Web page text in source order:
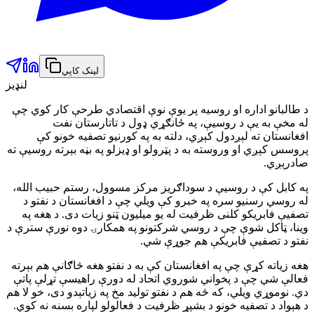
لینک کاپي
لنډیز
د طالبانو اداره او روسیه پر یوې نوې اقتصادي طرحې کار کوي چې
له مخې به یې د روسیې، په ځانګړي ډول د تاتارستان نفت
افغانستان ته لېږدول کېږي، دلته به په کورنیو تصفیه خونو کې
پروسس کېږي او وروسته به د پټرولو او ډیزلو په بڼه بېرته روسیې ته
صادرېږي.
په کابل کې د روسیې د سوداګریز مرکز مسوول، رستم حبیب الله،
له روسي رسنیو سره په خبرو کې ویلي چې د افغانستان د نفتو د
تصفیې فابریکو کلنی ظرفیت له یو میلیون ټنو زیات دی. د هغه په
وینا، ټاکل شوې چې د روسي شرکتونو په همکارۍ دوه نورې سترې د
نفتو د تصفیې فابریکې هم جوړې شي.
هغه زیاته کړې چې په افغانستان کې به د نفتو هغه څاګانې هم بېرته
فعالې شي چې د پخواني شوروي اتحاد له دورې راهیسې تړلې پاتې
دي. نوموړي ویلي، که څه هم د نفتو تولید مخ په زیاتېدو دی، خو لا هم
د هېواد د تصفیه خونو د بشپړ ظرفیت د فعالولو لپاره بسنه نه کوي.